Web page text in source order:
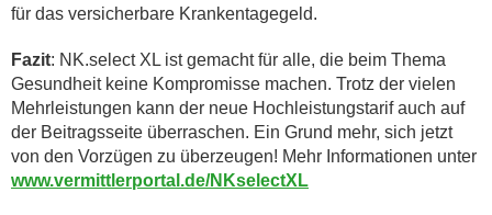
für das versicherbare Krankentagegeld.
Fazit: NK.select XL ist gemacht für alle, die beim Thema
Gesundheit keine Kompromisse machen. Trotz der vielen
Mehrleistungen kann der neue Hochleistungstarif auch auf
der Beitragsseite überraschen. Ein Grund mehr, sich jetzt
von den Vorzügen zu überzeugen! Mehr Informationen unter
www.vermittlerportal.de/NKselectXL